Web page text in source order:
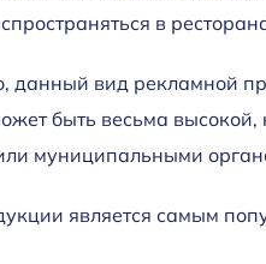
в
данный вид рекламной
быть весьма
муниципальными
является самым